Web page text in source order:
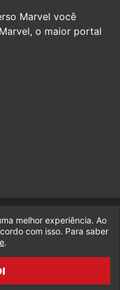
Marvel você
o maior portal
empresa da Legado
melhor experiência. Ao
com isso. Para saber
.